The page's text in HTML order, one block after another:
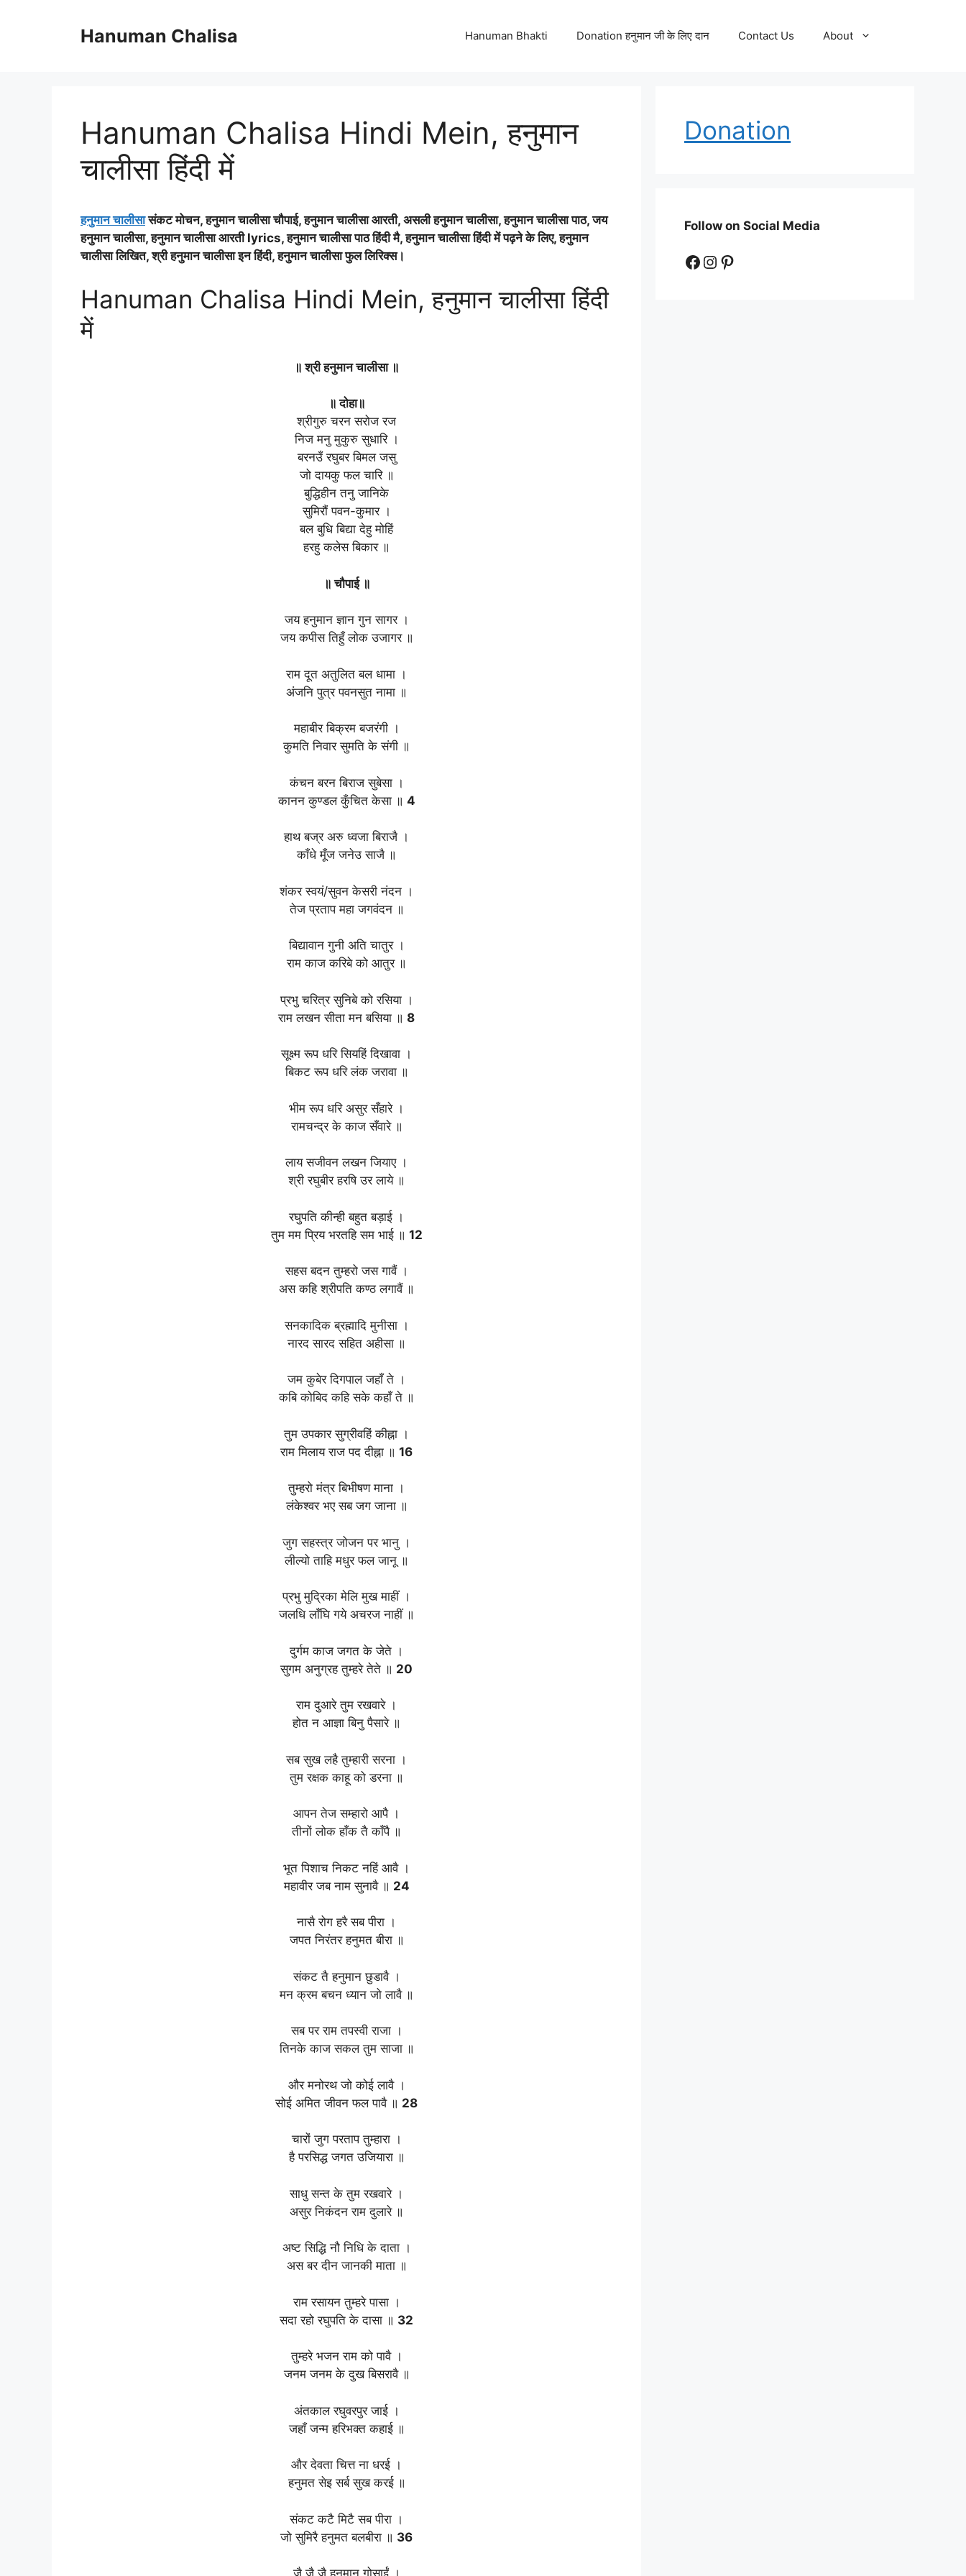
Hanuman Chalisa Hanuman Bhakti Donation हनुमान जी के लिए दान Contact Us About
Hanuman Chalisa Hindi Mein, हनुमान
चालीसा हिंदी में
हनुमान चालीसासंकट मोचन, हनुमान चालीसा चौपाई, हनुमान चालीसा आरती, असली हनुमान चालीसा, हनुमान चालीसा पाठ, जय
हनुमान चालीसा, हनुमान चालीसा आरती lyrics, हनुमान चालीसा पाठ हिंदी मै, हनुमान चालीसा हिंदी में पढ़ने के लिए, हनुमान
चालीसा लिखित, श्री हनुमान चालीसा इन हिंदी, हनुमान चालीसा फुल लिरिक्स।
Hanuman Chalisa Hindi Mein, हनुमान चालीसा हिंदी
में
॥ श्री हनुमान चालीसा ॥
॥ दोहा॥
श्रीगुरु चरन सरोज रज
निज मनु मुकुरु सुधारि ।
बरनउँ रघुबर बिमल जसु
जो दायकु फल चारि ॥
बुद्धिहीन तनु जानिके
सुमिरौं पवन-कुमार ।
बल बुधि बिद्या देहु मोहिं
हरहु कलेस बिकार ॥
॥ चौपाई ॥
जय हनुमान ज्ञान गुन सागर ।
जय कपीस तिहुँ लोक उजागर ॥
राम दूत अतुलित बल धामा ।
अंजनि पुत्र पवनसुत नामा ॥
महाबीर बिक्रम बजरंगी ।
कुमति निवार सुमति के संगी ॥
कंचन बरन बिराज सुबेसा ।
कानन कुण्डल कुँचित केसा ॥ 4
हाथ बज्र अरु ध्वजा बिराजै ।
काँधे मूँज जनेउ साजै ॥
शंकर स्वयं/सुवन केसरी नंदन ।
तेज प्रताप महा जगवंदन ॥
बिद्यावान गुनी अति चातुर ।
राम काज करिबे को आतुर ॥
प्रभु चरित्र सुनिबे को रसिया ।
राम लखन सीता मन बसिया ॥ 8
सूक्ष्म रूप धरि सियहिं दिखावा ।
बिकट रूप धरि लंक जरावा ॥
भीम रूप धरि असुर सँहारे ।
रामचन्द्र के काज सँवारे ॥
लाय सजीवन लखन जियाए ।
श्री रघुबीर हरषि उर लाये ॥
रघुपति कीन्ही बहुत बड़ाई ।
तुम मम प्रिय भरतहि सम भाई ॥ 12
सहस बदन तुम्हरो जस गावैं ।
अस कहि श्रीपति कण्ठ लगावैं ॥
सनकादिक ब्रह्मादि मुनीसा ।
नारद सारद सहित अहीसा ॥
जम कुबेर दिगपाल जहाँ ते ।
कबि कोबिद कहि सके कहाँ ते ॥
तुम उपकार सुग्रीवहिं कीह्ना ।
राम मिलाय राज पद दीह्ना ॥ 16
तुम्हरो मंत्र बिभीषण माना ।
लंकेश्वर भए सब जग जाना ॥
जुग सहस्त्र जोजन पर भानु ।
लील्यो ताहि मधुर फल जानू ॥
प्रभु मुद्रिका मेलि मुख माहीं ।
जलधि लाँघि गये अचरज नाहीं ॥
दुर्गम काज जगत के जेते ।
सुगम अनुग्रह तुम्हरे तेते ॥ 20
राम दुआरे तुम रखवारे ।
होत न आज्ञा बिनु पैसारे ॥
सब सुख लहै तुम्हारी सरना ।
तुम रक्षक काहू को डरना ॥
आपन तेज सम्हारो आपै ।
तीनों लोक हाँक तै काँपै ॥
भूत पिशाच निकट नहिं आवै ।
महावीर जब नाम सुनावै ॥ 24
नासै रोग हरै सब पीरा ।
जपत निरंतर हनुमत बीरा ॥
संकट तै हनुमान छुडावै ।
मन क्रम बचन ध्यान जो लावै ॥
सब पर राम तपस्वी राजा ।
तिनके काज सकल तुम साजा ॥
और मनोरथ जो कोई लावै ।
सोई अमित जीवन फल पावै ॥ 28
चारों जुग परताप तुम्हारा ।
है परसिद्ध जगत उजियारा ॥
साधु सन्त के तुम रखवारे ।
असुर निकंदन राम दुलारे ॥
अष्ट सिद्धि नौ निधि के दाता ।
अस बर दीन जानकी माता ॥
राम रसायन तुम्हरे पासा ।
सदा रहो रघुपति के दासा ॥ 32
तुम्हरे भजन राम को पावै ।
जनम जनम के दुख बिसरावै ॥
अंतकाल रघुवरपुर जाई ।
जहाँ जन्म हरिभक्त कहाई ॥
और देवता चित्त ना धरई ।
हनुमत सेइ सर्ब सुख करई ॥
संकट कटै मिटै सब पीरा ।
जो सुमिरै हनुमत बलबीरा ॥ 36
जै जै जै हनुमान गोसाईं ।
Donation
Follow on Social Media
Facebook
Instagram
Pinterest